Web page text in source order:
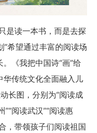
读一本书，而是去探
”希望通过丰富的阅读场
《我把中国诗“画”给
华传统文化全面融入儿
长图，分别为“阅读成
”“阅读武汉”“阅读惠
，带领孩子们阅读祖国